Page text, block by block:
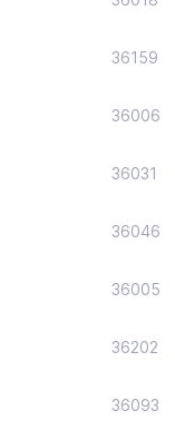
36159
36006
36031
36046
36005
36202
36093